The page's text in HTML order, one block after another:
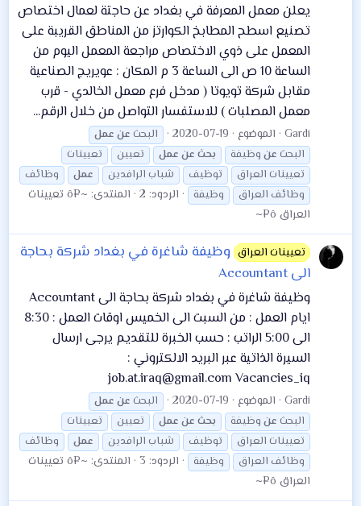
يعلن معمل المعرفة في بغداد عن حاجتة لعمال اختصاص
تصنيع اسطح المطابخ الكوارتز من المناطق القريبة على
المعمل على ذوي الاختصاص مراجعة المعمل اليوم من
الساعة 10 ص الى الساعة 3 م المكان : عويريج الصناعية
مقابل شركة تويوتا ( مدخل فرع معمل الخالدي - قرب
معمل المصلبات ) للاستفسار التواصل من خلال الرقم...
Gardi الموضوع 2020-07-19 البحث عن عمل
البحث عن وظيفة بحث عن عمل تعيين
تعيينات
تعيينات العراق
توظيف شباب الرافدين عمل
وظائف
وظائف العراق
وظيفة الردود: 2 المنتدى:
~¤ô تعيينات
العراق ô¤~
تعيينات العراق وظيفة شاغرة في بغداد شركة بحاجة
الى Accountant
وظيفة شاغرة في بغداد شركة بحاجة الى Accountant
ایام العمل : من السبت الى الخميس اوقات العمل : 8:30
الی 5:00 الراتب : حسب الخبرة للتقديم يرجى ارسال
السيرة الذاتية عبر البريد الالكتروني :
job.at.iraq@gmail.com Vacancies_iq
Gardi الموضوع 2020-07-19 البحث عن عمل
البحث عن وظيفة بحث عن عمل تعيين
تعيينات
تعيينات العراق
توظيف شباب الرافدين عمل
وظائف
وظائف العراق
وظيفة الردود: 3 المنتدى:
~¤ô تعيينات
العراق ô¤~